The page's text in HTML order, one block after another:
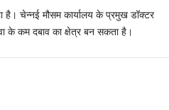
है। चेन्‍नई मौसम कार्यालय के प्रमुख डॉक्‍टर
के कम दबाव का क्षेत्र बन सकता है।